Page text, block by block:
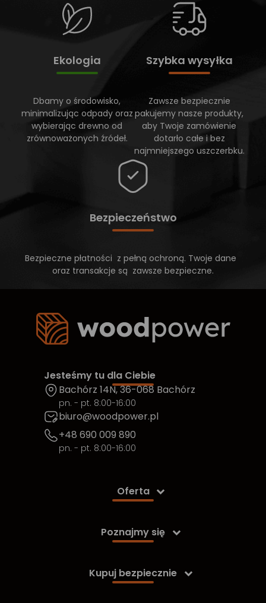
Ekologia
Dbamy o środowisko,
minimalizując odpady oraz
wybierając drewno od
zrównoważonych źródeł.
Szybka wysyłka
Zawsze bezpiecznie
pakujemy nasze produkty,
aby Twoje zamówienie
dotarło całe i bez
najmniejszego uszczerbku.
Bezpieczeństwo
Bezpieczne płatności z pełną ochroną. Twoje dane
oraz transakcje są zawsze bezpieczne.
Jesteśmy tu dla Ciebie
Bachórz 14N, 36-068 Bachórz
pn. - pt. 8:00-16:00
biuro@woodpower.pl
+48 690 009 890
pn. - pt. 8:00-16:00
Oferta 
Poznajmy się 
Kupuj bezpiecznie 